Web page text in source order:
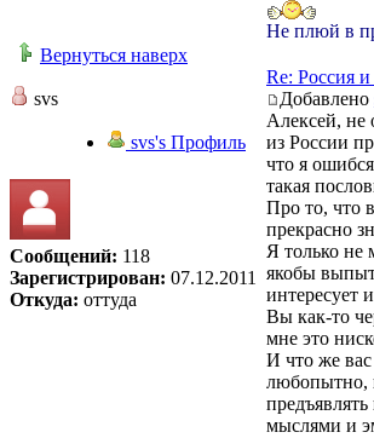
Не плюй в
Вернуться наверх
svs
svs's Профиль
Сообщений: 118
Зарегистрирован: 07.12.2011
Откуда: оттуда
Re: Россия
Добавлено
Алексей, не
из России
что я
такая
Про то, что
прекрасно
Я только не
якобы
интересует
Вы как-то
мне это
И что же
любопытно,
мыслями и